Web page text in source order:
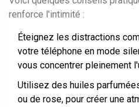
renforce l'intimité :
Éteignez les distractions
votre téléphone en mode
vous concentrer pleinement
Utilisez des huiles
ou de rose, pour créer une